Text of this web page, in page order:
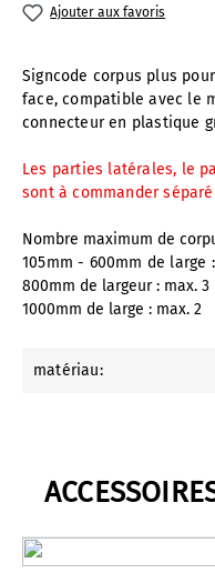
Ajouter aux favoris
Signcode corpus plus
face, compatible avec le
connecteur en plastique
Les parties latérales, le
sont à commander
Nombre maximum de
105mm - 600mm de large
800mm de largeur : max. 3
1000mm de large : max. 2
matériau: